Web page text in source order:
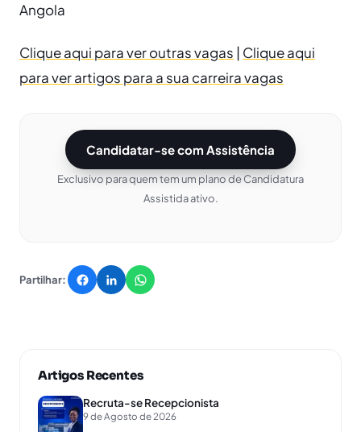
Angola
Clique aqui para ver outras vagas | Clique aqui
para ver artigos para a sua carreira vagas
Candidatar-se com Assistência
Exclusivo para quem tem um plano de Candidatura
Assistida ativo.
Partilhar:
Artigos Recentes
Recruta-se Recepcionista
9 de Agosto de 2026